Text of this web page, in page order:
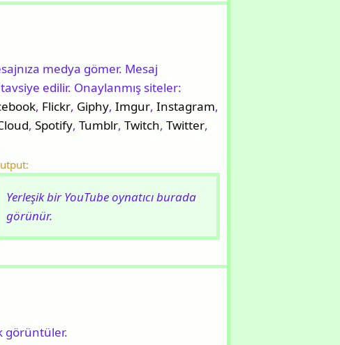
medya gömer. Mesaj
edilir. Onaylanmış siteler:
, Flickr, Giphy, Imgur, Instagram,
, Spotify, Tumblr, Twitch, Twitter,
Yerleşik bir YouTube oynatıcı burada
görünür.
görüntüler.